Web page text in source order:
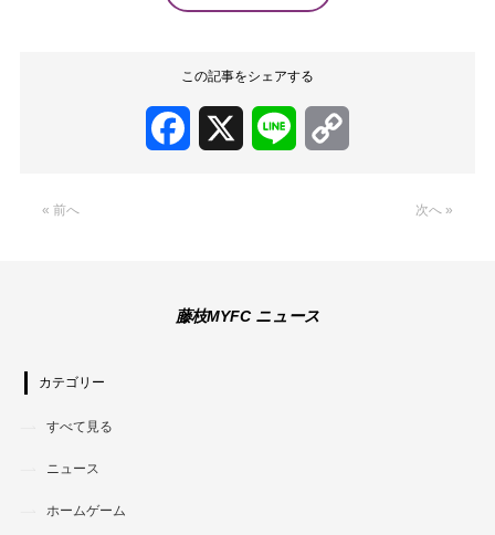
この記事をシェアする
Facebook Line
« 前へ 次へ »
藤枝MYFC ニュース
カテゴリー
すべて見る
ニュース
ホームゲーム